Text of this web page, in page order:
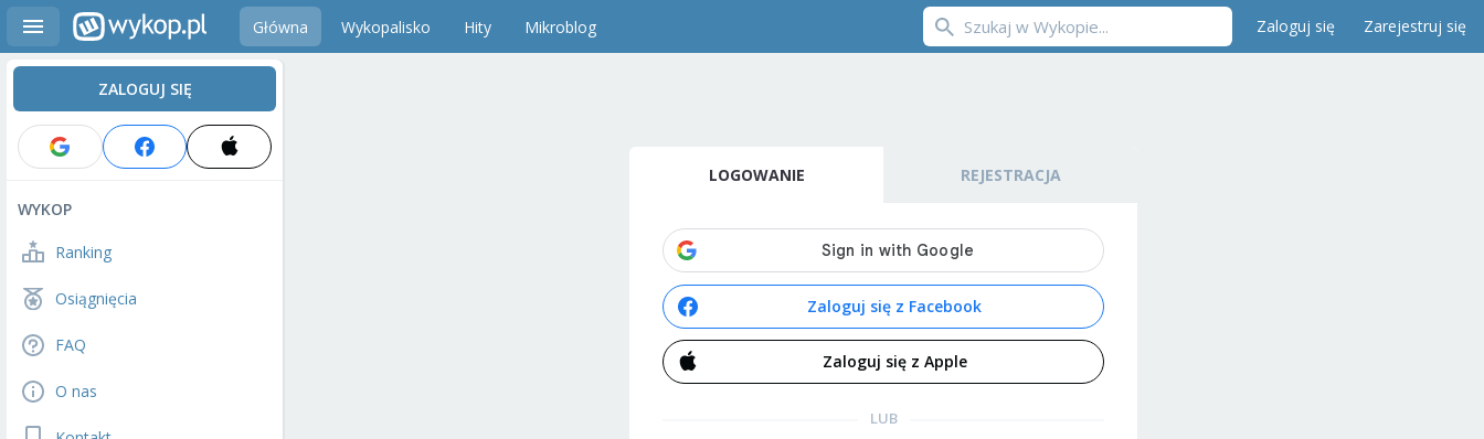
Główna Wykopalisko Hity Mikroblog Zaloguj się Zarejestruj się
ZALOGUJ SIĘ
WYKOP
Ranking
Osiągnięcia
FAQ
O nas
LOGOWANIE REJESTRACJA
Zaloguj się z Facebook
Zaloguj się z Apple
LUB